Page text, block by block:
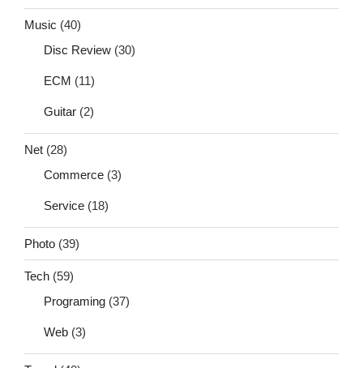
Music (40)
Disc Review (30)
ECM (11)
Guitar (2)
Net (28)
Commerce (3)
Service (18)
Photo (39)
Tech (59)
Programing (37)
Web (3)